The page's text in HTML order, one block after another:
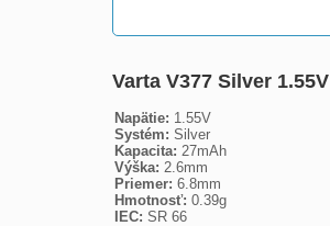
Varta V377 Silver 1.55V
Napätie: 1.55V
Systém: Silver
Kapacita: 27mAh
Výška: 2.6mm
Priemer: 6.8mm
Hmotnosť: 0.39g
IEC: SR 66